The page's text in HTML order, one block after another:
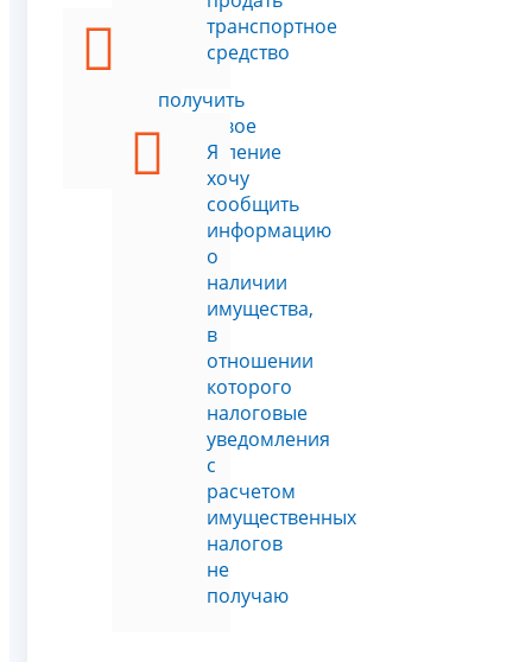
получить
налоговое
уведомление
транспортное
средство
Я
хочу
сообщить
информацию
о
наличии
имущества,
в
отношении
которого
налоговые
уведомления
с
расчетом
имущественных
налогов
не
получаю